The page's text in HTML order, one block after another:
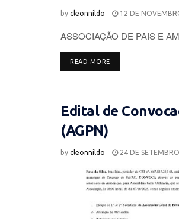
by cleonnildo 12 DE
ASSOCIAÇÃO DE PAIS E
READ MOREDETAILS
Edital de
(AGPN)
by cleonnildo 24 DE